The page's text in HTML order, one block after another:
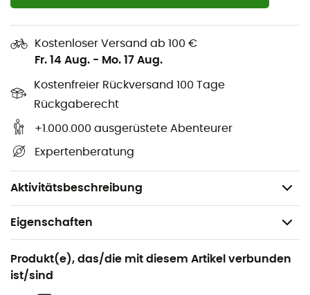
Kostenloser Versand ab 100 €
Fr. 14 Aug. - Mo. 17 Aug.
Kostenfreier Rückversand 100 Tage
Rückgaberecht
+1.000.000 ausgerüstete Abenteurer
Expertenberatung
Aktivitätsbeschreibung
verloren geht!
Material: 100& recyceltes NetPlus®-Nylon
Dauerhafte wasserabweisende Beschichtung
PFC-frei
Neuer, optimierter Schnitt
Details an den Taschen
Gewicht: 128 g
Eigenschaften
Geeignet für
Wandern / Reise / Camping / Surfen / Alltag /
Wassersport
Produkt(e), das/die mit diesem Artikel verbunden
ist/sind